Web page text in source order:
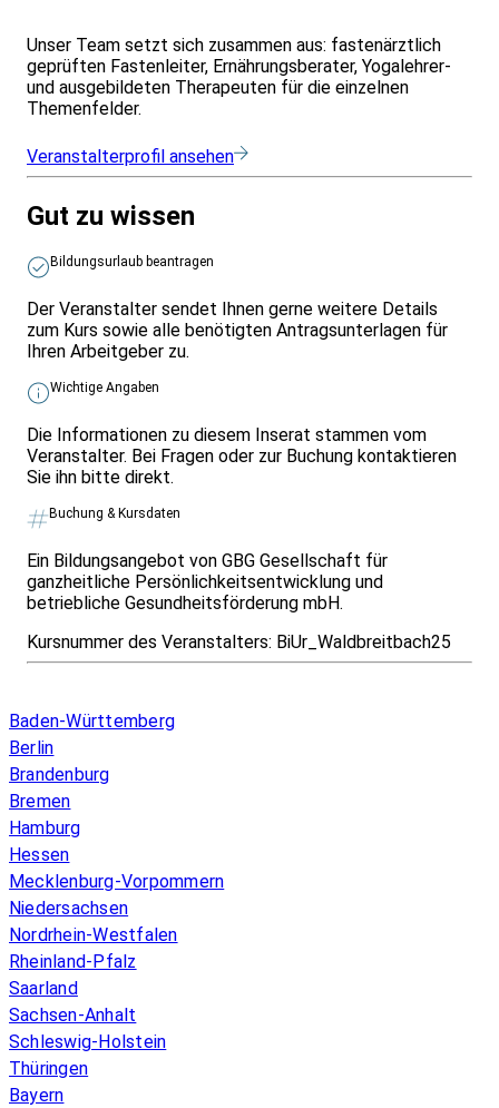
Unser Team setzt sich zusammen aus: fastenärztlich
geprüften Fastenleiter, Ernährungsberater, Yogalehrer-
und ausgebildeten Therapeuten für die einzelnen
Themenfelder.
Veranstalterprofil ansehen
Gut zu wissen
Bildungsurlaub beantragen
Der Veranstalter sendet Ihnen gerne weitere Details
zum Kurs sowie alle benötigten Antragsunterlagen für
Ihren Arbeitgeber zu.
Wichtige Angaben
Die Informationen zu diesem Inserat stammen vom
Veranstalter. Bei Fragen oder zur Buchung kontaktieren
Sie ihn bitte direkt.
Buchung & Kursdaten
Ein Bildungsangebot von GBG Gesellschaft für
ganzheitliche Persönlichkeitsentwicklung und
betriebliche Gesundheitsförderung mbH.
Kursnummer des Veranstalters: BiUr_Waldbreitbach25
Baden-Württemberg
Berlin
Brandenburg
Bremen
Hamburg
Hessen
Mecklenburg-Vorpommern
Niedersachsen
Nordrhein-Westfalen
Rheinland-Pfalz
Saarland
Sachsen-Anhalt
Schleswig-Holstein
Thüringen
Bayern